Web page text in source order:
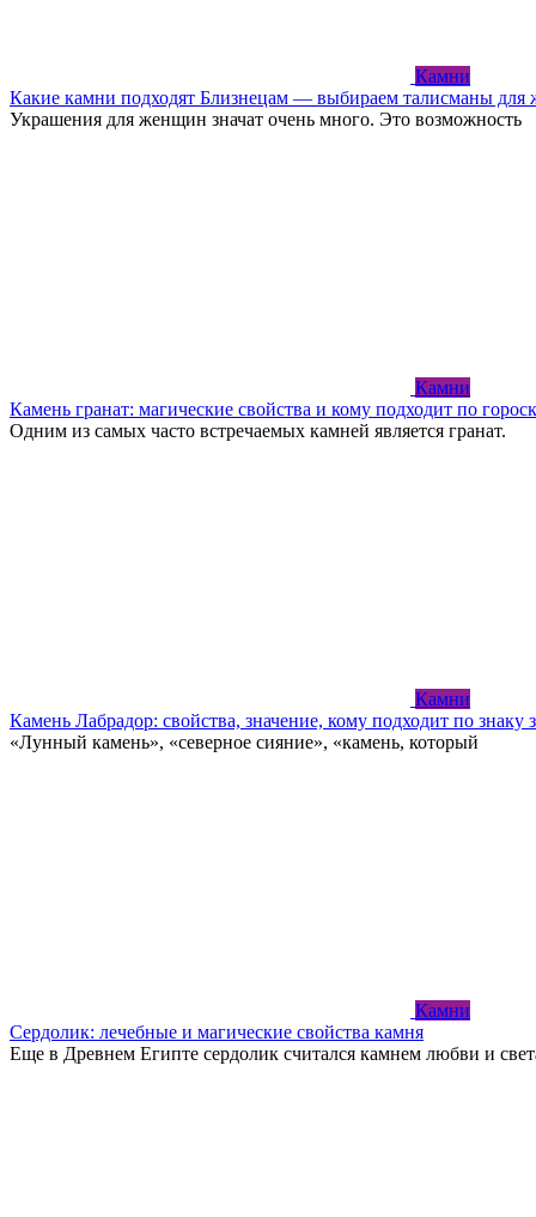
Камни
Какие камни подходят Близнецам — выбираем талисманы для
Украшения для женщин значат очень много. Это возможность
Камни
Камень гранат: магические свойства и кому подходит по
Одним из самых часто встречаемых камней является гранат.
Камни
Камень Лабрадор: свойства, значение, кому подходит по знаку
«Лунный камень», «северное сияние», «камень, который
Камни
Сердолик: лечебные и магические свойства камня
Еще в Древнем Египте сердолик считался камнем любви и